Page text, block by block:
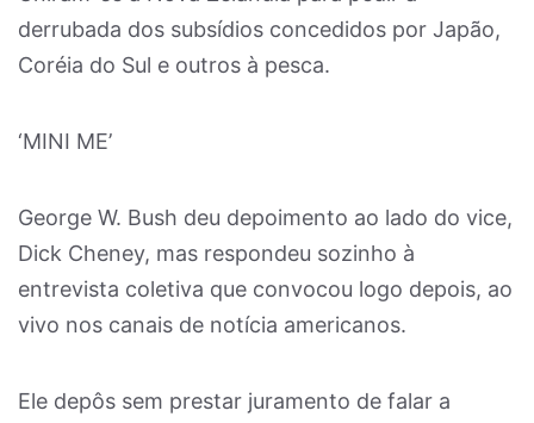
derrubada dos subsídios concedidos por Japão,
Coréia do Sul e outros à pesca.
‘MINI ME’
George W. Bush deu depoimento ao lado do vice,
Dick Cheney, mas respondeu sozinho à
entrevista coletiva que convocou logo depois, ao
vivo nos canais de notícia americanos.
Ele depôs sem prestar juramento de falar a